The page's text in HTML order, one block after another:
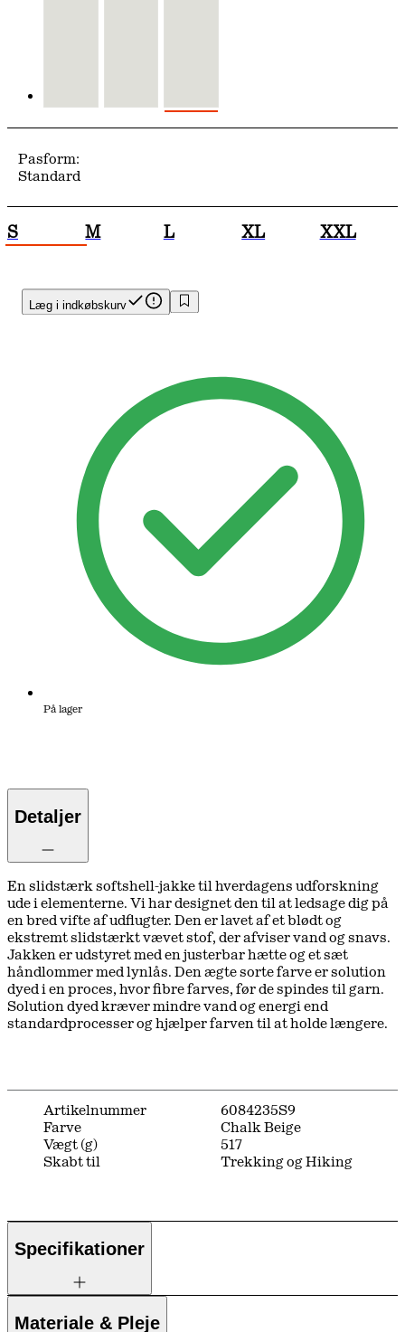
Læg i indkøbskurv
Pasform:
Standard
S M L XL XXL
På lager
Detaljer
En slidstærk softshell-jakke til hverdagens udforskning
ude i elementerne. Vi har designet den til at ledsage dig på
en bred vifte af udflugter. Den er lavet af et blødt og
ekstremt slidstærkt vævet stof, der afviser vand og snavs.
Jakken er udstyret med en justerbar hætte og et sæt
håndlommer med lynlås. Den ægte sorte farve er solution
dyed i en proces, hvor fibre farves, før de spindes til garn.
Solution dyed kræver mindre vand og energi end
standardprocesser og hjælper farven til at holde længere.
Artikelnummer
6084235S9
Farve
Chalk Beige
Vægt (g)
517
Skabt til
Trekking og Hiking
Specifikationer
Materiale & Pleje